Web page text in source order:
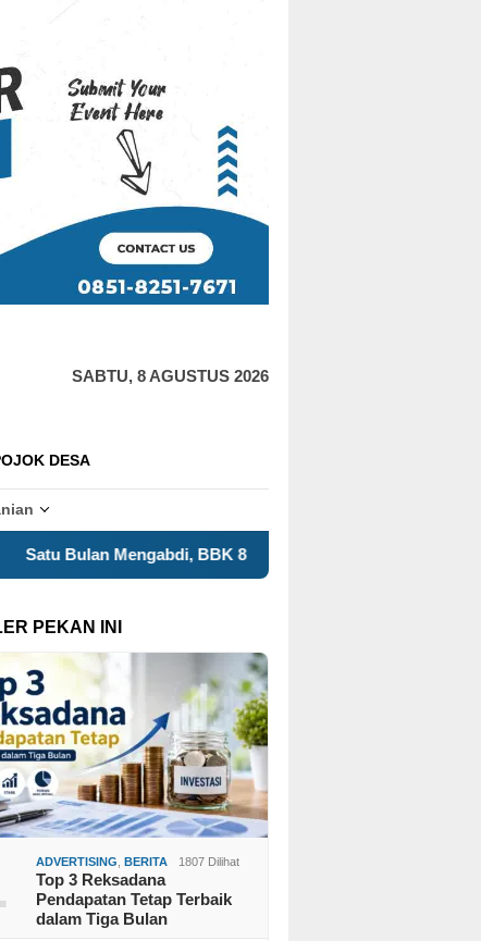
SABTU, 8 AGUSTUS 2026
DESA
BBK 8 UNAIR Tampilkan Capaian Program Kerja dalam
PEKAN INI
ADVERTISING ,BERITA 1807 Dilihat
Top 3 Reksadana
Pendapatan Tetap Terbaik
dalam Tiga Bulan